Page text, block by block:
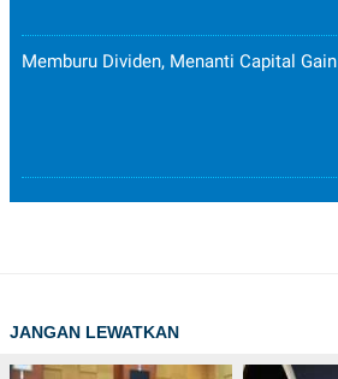
Memburu Dividen, Menanti Capital Gain
JANGAN LEWATKAN